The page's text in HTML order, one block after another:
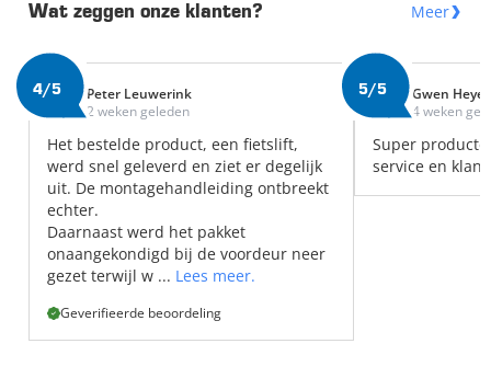
Wat zeggen onze klanten? Meer
4/5
Peter Leuwerink
2 weken geleden
Het bestelde product, een fietslift,
werd snel geleverd en ziet er degelijk
uit. De montagehandleiding ontbreekt
echter.
Daarnaast werd het pakket
onaangekondigd bij de voordeur neer
gezet terwijl w ... Lees meer.
Geverifieerde beoordeling
5/5
Gwen Heye
4 weken
Super
service en